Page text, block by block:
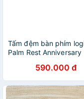
Tấm đệm bàn phím
Palm Rest Anniversary
G512 hoặc bàn phím
thước 445 mm)
590.000 đ